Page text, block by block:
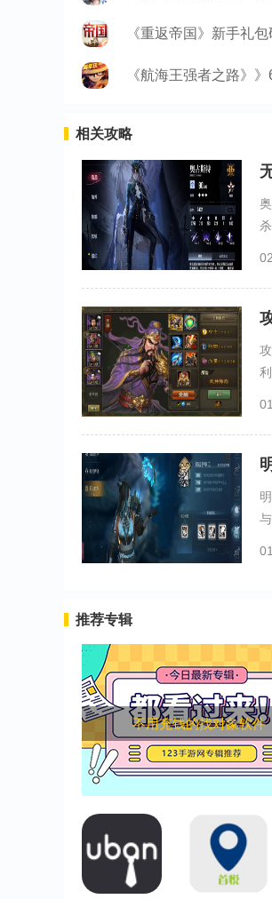
《重返帝国》新手礼包
相关攻略
推荐专辑
不用充钱的找对象软件